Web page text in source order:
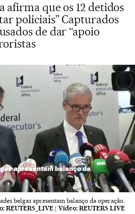
afirma que os 12 detidos
policiais” Capturados
de dar “apoio
apresentam balanço da
belgas apresentam balanço da operação.
REUTERS_LIVE | Vídeo: REUTERS LIVE